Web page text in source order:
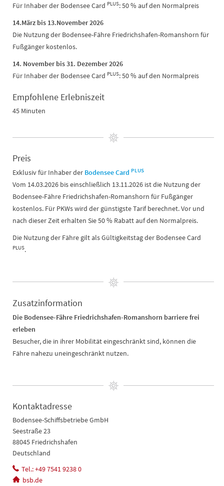
Für Inhaber der Bodensee Card PLUS: 50 % auf den Normalpreis
14.März bis 13.November 2026
Die Nutzung der Bodensee-Fähre Friedrichshafen-Romanshorn für
Fußgänger kostenlos.
14. November bis 31. Dezember 2026
Für Inhaber der Bodensee Card PLUS: 50 % auf den Normalpreis
Empfohlene Erlebniszeit
45 Minuten
Preis
Exklusiv für Inhaber der Bodensee Card PLUS
Vom 14.03.2026 bis einschließlich 13.11.2026 ist die Nutzung der
Bodensee-Fähre Friedrichshafen-Romanshorn für Fußgänger
kostenlos. Für PKWs wird der günstigste Tarif berechnet. Vor und
nach dieser Zeit erhalten Sie 50 % Rabatt auf den Normalpreis.
Die Nutzung der Fähre gilt als Gültigkeitstag der Bodensee Card
PLUS.
Zusatzinformation
Die Bodensee-Fähre Friedrichshafen-Romanshorn barriere frei
erleben
Besucher, die in ihrer Mobilität eingeschränkt sind, können die
Fähre nahezu uneingeschränkt nutzen.
Kontaktadresse
Bodensee-Schiffsbetriebe GmbH
Seestraße 23
88045 Friedrichshafen
Deutschland
Tel.: +49 7541 9238 0
bsb.de